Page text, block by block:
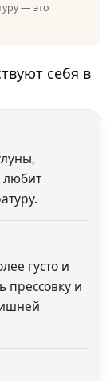
— это
себя в
густо и
прессовку и